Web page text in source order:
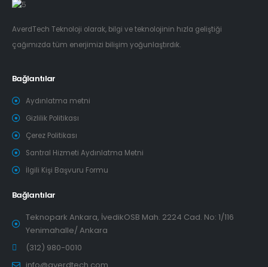
AverdTech Teknoloji olarak, bilgi ve teknolojinin hızla geliştiği
çağımızda tüm enerjimizi bilişim yoğunlaştırdık.
Bağlantılar
Aydınlatma metni
Gizlilik Politikası
Çerez Politikası
Santral Hizmeti Aydınlatma Metni
İlgili Kişi Başvuru Formu
Bağlantılar
Teknopark Ankara, İvedikOSB Mah. 2224 Cad. No: 1/116
Yenimahalle/ Ankara
(312) 980-0010